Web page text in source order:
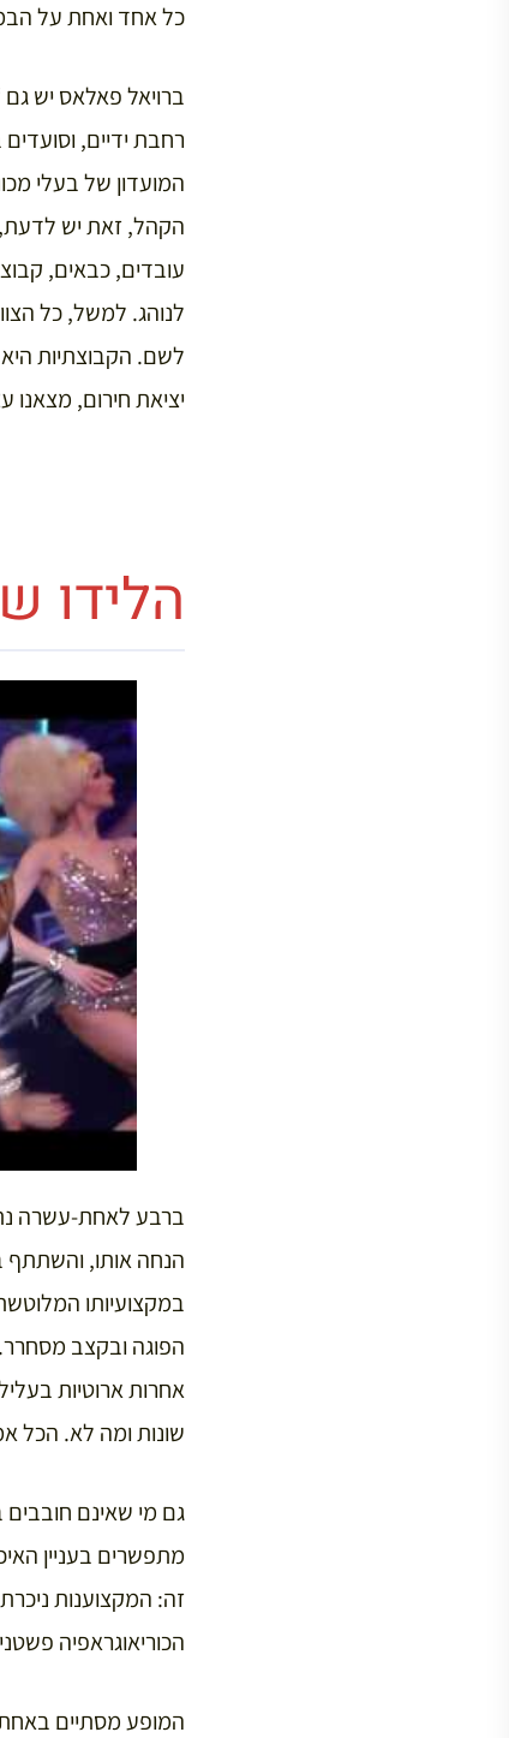
כל אחד ואחת על
ברויאל פאלאס יש
רחבת ידיים,
המועדון של בעלי
הקהל, זאת יש לדעת,
עובדים, כבאים,
לנוהג. למשל, כל
לשם. הקבוצתיות
יציאת חירום, מצאנו
הלידו
ברבע לאחת-עשרה
הנחה אותו, והשתתף
במקצועיותו
הפוגה ובקצב מסחרר.
אחרות ארוטיות
שונות ומה לא. הכל
גם מי שאינם חובבים
מתפשרים בעניין
זה: המקצוענות
הכוריאוגראפיה
המופע מסתיים